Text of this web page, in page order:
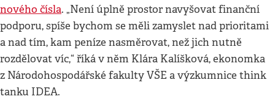
nového čísla. „Není úplně prostor navyšovat finanční
podporu, spíše bychom se měli zamyslet nad prioritami
a nad tím, kam peníze nasměrovat, než jich nutně
rozdělovat víc,“ říká v něm Klára Kalíšková, ekonomka
z Národohospodářské fakulty VŠE a výzkumnice think
tanku IDEA.